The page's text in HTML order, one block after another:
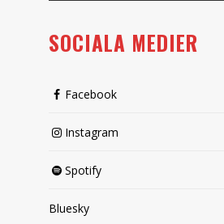
SOCIALA MEDIER
Facebook
Instagram
Spotify
Bluesky